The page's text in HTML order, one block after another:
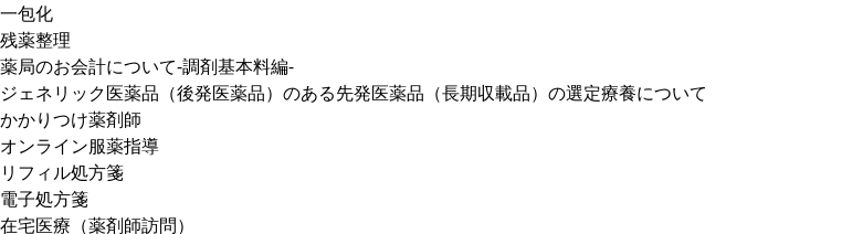
一包化
残薬整理
薬局のお会計について-調剤基本料編-
ジェネリック医薬品（後発医薬品）のある先発医薬品（長期収載品）の選定療養について
かかりつけ薬剤師
オンライン服薬指導
リフィル処方箋
電子処方箋
在宅医療（薬剤師訪問）